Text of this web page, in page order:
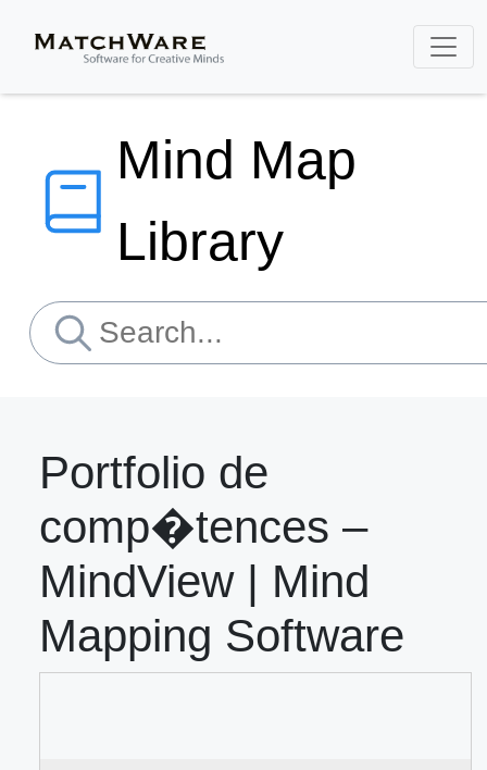
Mind Map
Library
Portfolio de
comp�tences –
MindView | Mind
Mapping Software